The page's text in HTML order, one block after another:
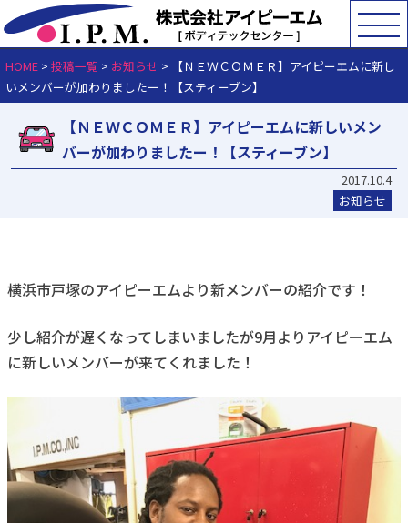
HOME >投稿一覧 > お知らせ >
【ＮＥＷＣＯＭＥＲ】アイピーエムに新し
いメンバーが加わりましたー！【スティーブン】
【ＮＥＷＣＯＭＥＲ】アイピーエムに新しいメン
バーが加わりましたー！【スティーブン】
2017.10.4
お知らせ
横浜市戸塚のアイピーエムより新メンバーの紹介です！
少し紹介が遅くなってしまいましたが9月よりアイピーエム
に新しいメンバーが来てくれました！